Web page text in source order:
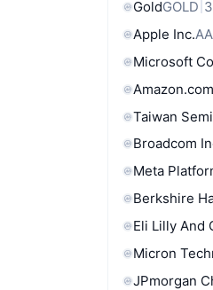
GoldGOLD
Apple Inc.
Microsoft
Taiwan
Broadcom
Meta
Berkshire
Eli Lilly And
Micron
JPmorgan